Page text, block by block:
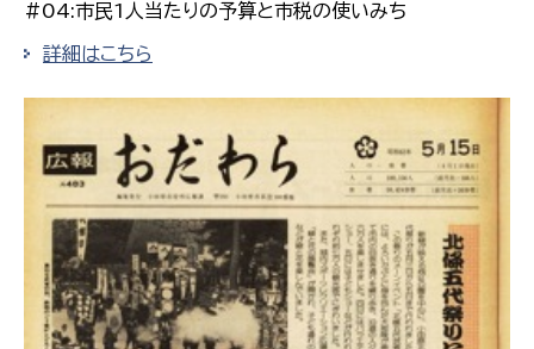
#04:市民1人当たりの予算と市税の使いみち
詳細はこちら